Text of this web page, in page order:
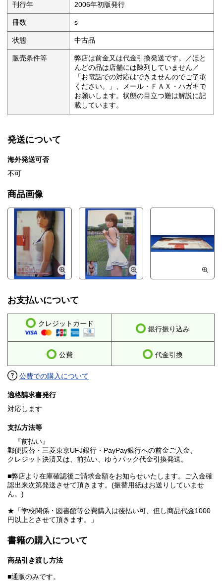
刊行年 2006年初版発行
冊数 s
状態 中古品
販売条件等
弊店は前金又は代金引換発送です。／ほと
んどの品は店舗には陳列していません／
「お電話での対応はできませんのでご了承
ください。」、メール・ＦＡＸ・ハガキで
お願いします。状態の目立つ難は解説に記
載しています。
発送について
海外発送可否
不可
商品画像
お支払いについて
クレジットカード
銀行振り込み
公費 代金引換
公費での購入について
適格請求書発行
対応します
支払方法等
『前払い』
郵便振替・三菱東京UFJ銀行・PayPay銀行への前金ご入金、
クレジット決済又は、前払い、ゆうパック代金引換発送。
■弊店より在庫確認後ご請求金額をお知らせいたします。ご入金確
認出来次第発送させて頂きます。(振替用紙はお送りしていませ
ん。)
★「学校関係・図書館等公費購入は後払い可、但し商品代金1000
円以上とさせて頂きます。」
書籍の購入について
商品引き渡し方法
■通販のみです。